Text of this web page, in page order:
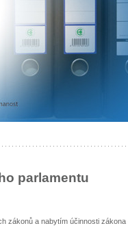
parlamentu
zákonů a nabytím účinnosti